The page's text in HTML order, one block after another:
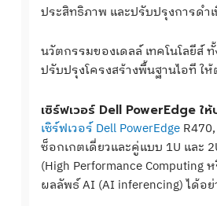
ประสิทธิภาพ และปรับปรุงการดำ
นวัตกรรมของเดลล์ เทคโนโลยีส์
ปรับปรุงโครงสร้างพื้นฐานไอที ใ
เซิร์ฟเวอร์ Dell PowerEdge ใ
เซิร์ฟเวอร์ Dell PowerEdgeR470,
ซ็อกเกตเดี่ยวและคู่แบบ 1U และ
(High Performance Computing
ผลลัพธ์ AI (AI inferencing) ได้อย่